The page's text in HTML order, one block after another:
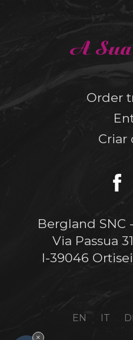
A
Order
Criar
Bergland SNC
Via Passua
I-39046
EN IT
×